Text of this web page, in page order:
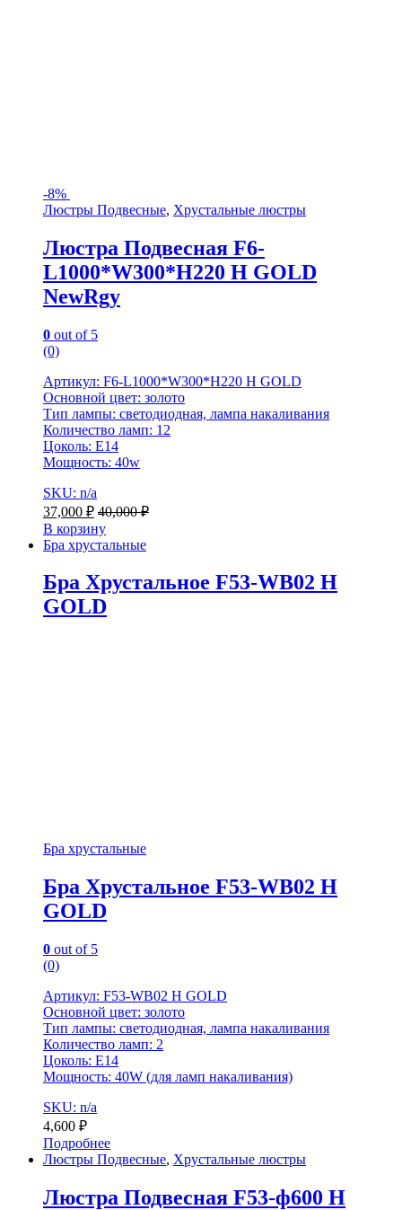
-8%
Люстры Подвесные, Хрустальные люстры
Люстра Подвесная F6-
L1000*W300*H220 H GOLD
NewRgy
0 out of 5
(0)
Артикул: F6-L1000*W300*H220 H GOLD
Основной цвет: золото
Тип лампы: светодиодная, лампа накаливания
Количество ламп: 12
Цоколь: E14
Мощность: 40w
SKU: n/a
37,000 ₽ 40,000₽
В корзину
Бра хрустальные
Бра Хрустальное F53-WB02 H
GOLD
Бра хрустальные
Бра Хрустальное F53-WB02 H
GOLD
0 out of 5
(0)
Артикул: F53-WB02 H GOLD
Основной цвет: золото
Тип лампы: светодиодная, лампа накаливания
Количество ламп: 2
Цоколь: E14
Мощность: 40W (для ламп накаливания)
SKU: n/a
4,600 ₽
Подробнее
Люстры Подвесные, Хрустальные люстры
Люстра Подвесная F53-ф600 H